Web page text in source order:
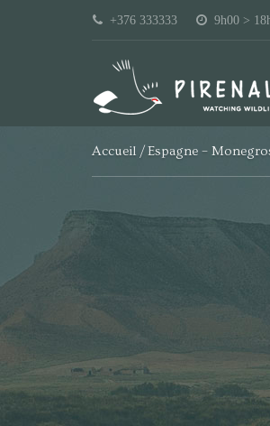
+376 333333 9h00 >
Accueil Espagne –